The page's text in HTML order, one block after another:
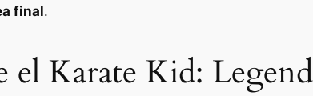
final.
Karate Kid: